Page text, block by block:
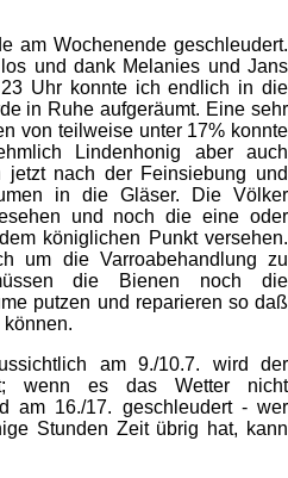
am Wochenende geschleudert.
und dank Melanies und Jans
Uhr konnte ich endlich in die
in Ruhe aufgeräumt. Eine sehr
von teilweise unter 17% konnte
Lindenhonig aber auch
jetzt nach der Feinsiebung und
in die Gläser. Die Völker
und noch die eine oder
königlichen Punkt versehen.
um die Varroabehandlung zu
die Bienen noch die
putzen und reparieren so daß
am 9./10.7. wird der
wenn es das Wetter nicht
am 16./17. geschleudert - wer
Stunden Zeit übrig hat, kann